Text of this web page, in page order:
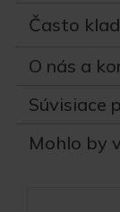
Často
O nás a
Súvisiace
Mohlo by